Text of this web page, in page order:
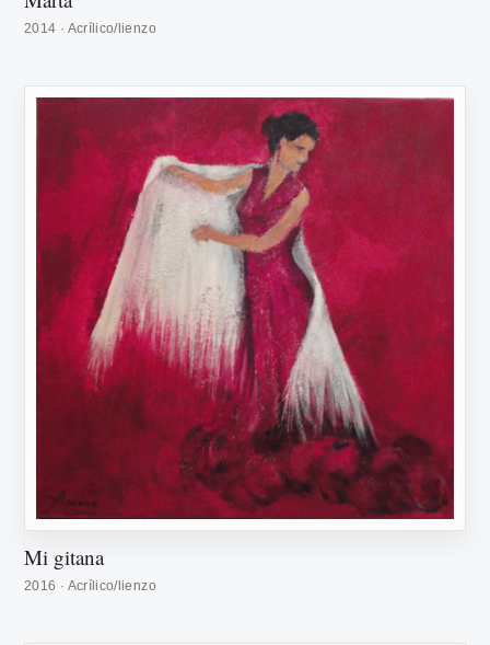
2014 · Acrílico/lienzo
Mi gitana
2016 · Acrílico/lienzo